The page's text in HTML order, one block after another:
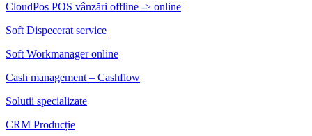
CloudPos POS vânzări offline -> online
Soft Dispecerat service
Soft Workmanager online
Cash management – Cashflow
Solutii specializate
CRM Producție